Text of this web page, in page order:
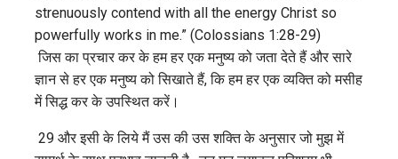
strenuously contend with all the energy Christ so
powerfully works in me.” (Colossians 1:28-29)
जिस का प्रचार कर के हम हर एक मनुष्य को जता देते हैं और सारे
ज्ञान से हर एक मनुष्य को सिखाते हैं, कि हम हर एक व्यक्ति को मसीह
में सिद्ध कर के उपस्थित करें।
29 और इसी के लिये मैं उस की उस शक्ति के अनुसार जो मुझ में